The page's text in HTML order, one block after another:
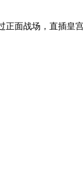
正面战场，直插皇